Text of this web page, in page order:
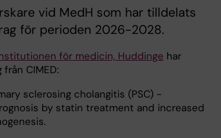
vid MedH som har tilldelats
för perioden 2026-2028.
för medicin, Huddinge har
CIMED:
sclerosing cholangitis (PSC) -
by statin treatment and increased